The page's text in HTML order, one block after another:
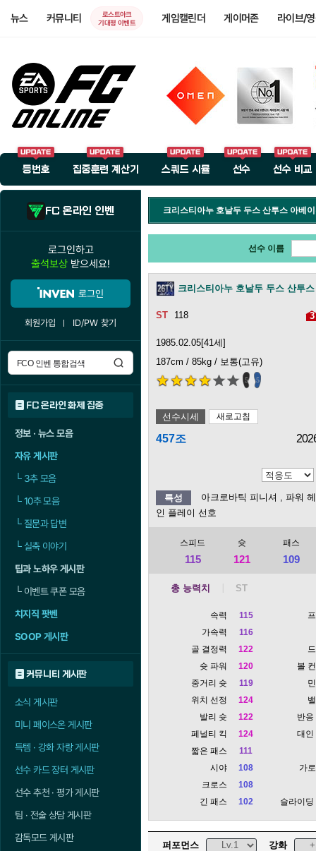
뉴스 커뮤니티
로스트아크
기대평 이벤트
게임캘린더 게이머존 라이브/
등번호 집중훈련 계산기 스쿼드 시뮬 선수 선수 비교
FC 온라인 인벤
로그인하고
출석보상 받으세요!
로그인
회원가입 ID/PW 찾기
FC 온라인 화제 집중
정보 · 뉴스 모음
자유 게시판
└3추 모음
└10추 모음
└질문과 답변
└실축 이야기
팁과 노하우 게시판
└이벤트 쿠폰 모음
치지직 팟벤
SOOP 게시판
커뮤니티 게시판
소식 게시판
미니 페이스온 게시판
득템 · 강화 자랑 게시판
선수 카드 장터 게시판
선수 추천 · 평가 게시판
팀 · 전술 상담 게시판
감독모드 게시판
크리스티아누 호날두 두스 산투스 아베
선수 이름
크리스티아누 호날두 두스 산투
118 3
1985.02.05[41세]
187cm / 85kg / 보통(고유)
5 5
선수시세 새로고침
457조
특성 아크로바틱 피니셔
, 파워
인 플레이 선호
스피드
115
슛
121
패스
109
총 능력치
속력
115
가속력
116
골 결정력
122
슛 파워
120
중거리 슛
119
위치 선정
124
발리 슛
122
페널티 킥
124
짧은 패스
111
시야
108
크로스
108
긴 패스
102
볼
반응
대인
가
슬라이딩
퍼포먼스 강화